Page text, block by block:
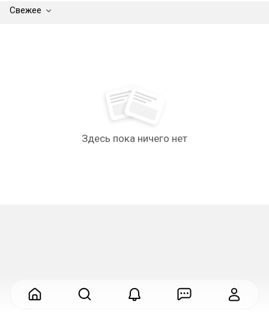
Свежее
Здесь пока ничего нет